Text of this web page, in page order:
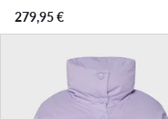
279,95€